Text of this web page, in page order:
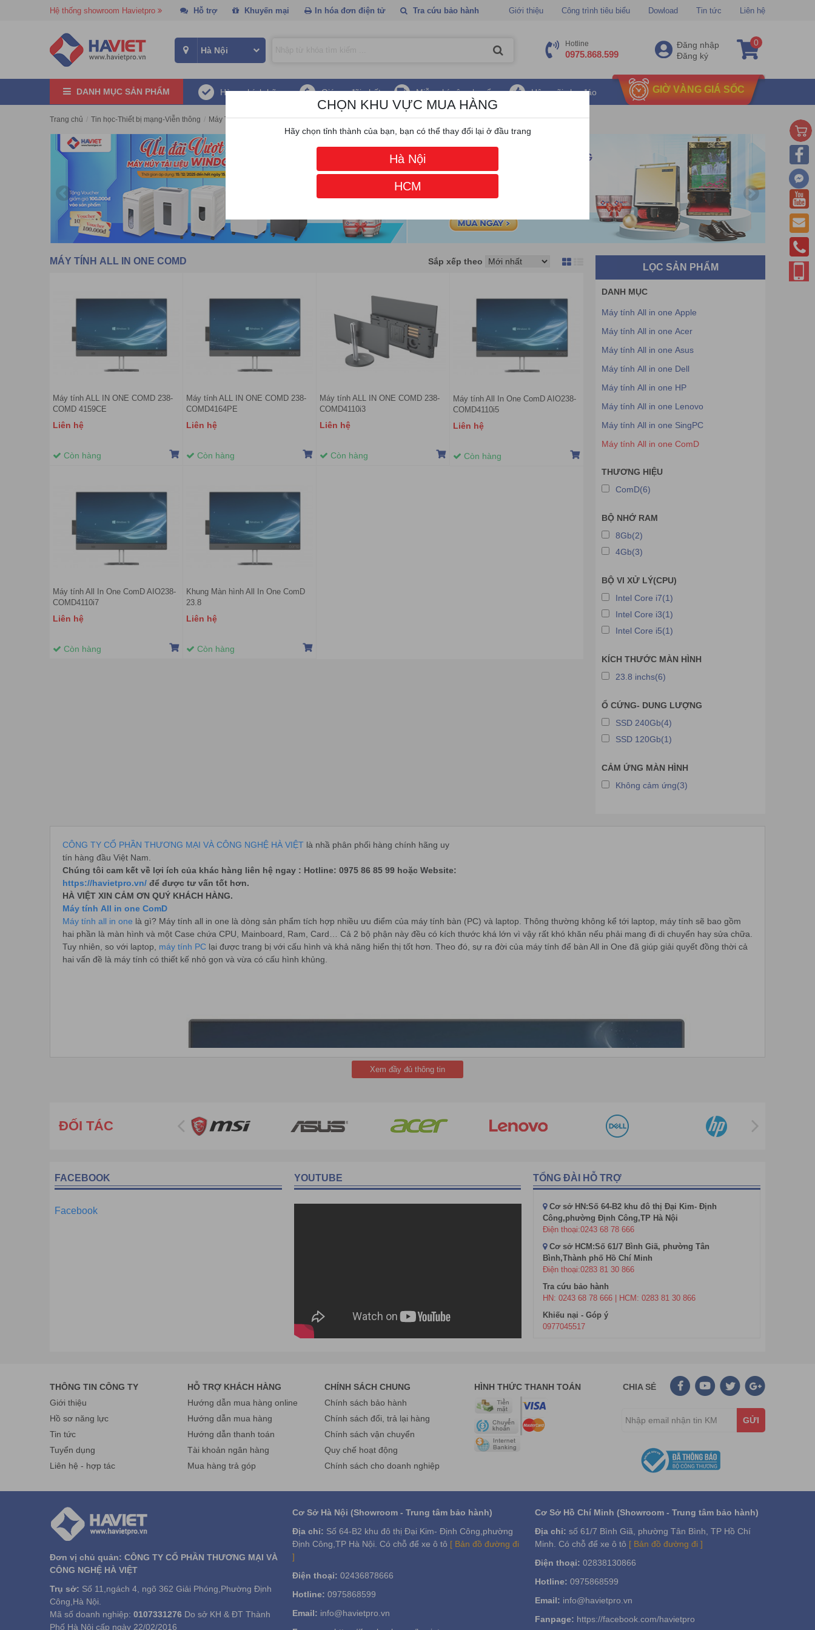
Hệ thống showroom Havietpro Hỗ trợ Khuyến mại In hóa đơn điện tử Tra cứu bảo hành Giới thiệu Công trình tiêu biểu Dowload Tin tức Liên hệ
Hotline
0975.868.599
Đăng nhập
Đăng ký
0
DANH MỤC SẢN PHẨM Hàng chính hãng Giá ưu đãi nhất Miễn phí vận chuyển Hậu mãi chu đáo GIỜ VÀNG GIÁ SỐC
Trang chủ / Tin học-Thiết bị mạng-Viễn thông / Máy Tính All in One / Máy tính All in one ComD
MÁY TÍNH ALL IN ONE COMD Sắp xếp theo
Máy tính ALL IN ONE COMD 238-
COMD 4159CE
Liên hệ
Còn hàng
Máy tính ALL IN ONE COMD 238-
COMD4164PE
Liên hệ
Còn hàng
Máy tính ALL IN ONE COMD 238-
COMD4110i3
Liên hệ
Còn hàng
Máy tính All In One ComD AIO238-
COMD4110i5
Liên hệ
Còn hàng
Máy tính All In One ComD AIO238-
COMD4110i7
Liên hệ
Còn hàng
Khung Màn hình All In One ComD
23.8
Liên hệ
Còn hàng
LỌC SẢN PHẨM
DANH MỤC
Máy tính All in one Apple
Máy tính All in one Acer
Máy tính All in one Asus
Máy tính All in one Dell
Máy tính All in one HP
Máy tính All in one Lenovo
Máy tính All in one SingPC
Máy tính All in one ComD
THƯƠNG HIỆU
ComD(6)
BỘ NHỚ RAM
8Gb(2)
4Gb(3)
BỘ VI XỬ LÝ(CPU)
Intel Core i7(1)
Intel Core i3(1)
Intel Core i5(1)
KÍCH THƯỚC MÀN HÌNH
23.8 inchs(6)
Ổ CỨNG- DUNG LƯỢNG
SSD 240Gb(4)
SSD 120Gb(1)
CẢM ỨNG MÀN HÌNH
Không cảm ứng(3)
CÔNG TY CỔ PHẦN THƯƠNG MẠI VÀ CÔNG NGHỆ HÀ VIỆT là nhầ phân phối hàng chính hãng uy
tín hàng đầu Việt Nam.
Chúng tôi cam kết về lợi ích của khác hàng liên hệ ngay : Hotline: 0975 86 85 99 hoặc Website:
https://havietpro.vn/ để được tư vấn tốt hơn.
HÀ VIỆT XIN CẢM ƠN QUÝ KHÁCH HÀNG.
Máy tính All in one ComD
Máy tính all in one là gì? Máy tính all in one là dòng sản phẩm tích hợp nhiều ưu điểm của máy tính bàn (PC) và laptop. Thông thường không kể tới laptop, máy tính sẽ bao gồm
hai phần là màn hình và một Case chứa CPU, Mainboard, Ram, Card… Cả 2 bộ phận này đều có kích thước khá lớn vì vậy rất khó khăn nếu phải mang đi di chuyển hay sửa chữa.
Tuy nhiên, so với laptop, máy tính PC lại được trang bị với cấu hình và khả năng hiển thị tốt hơn. Theo đó, sự ra đời của máy tính để bàn All in One đã giúp giải quyết đồng thời cả
hai vấn đề là máy tính có thiết kế nhỏ gọn và vừa có cấu hình khủng.
CÔNG TY CỔ PHẦN THƯƠNG MẠI VÀ CÔNG NGHỆ HÀ VIỆT
là nhầ phân phối hàng chính hãng uy
tín hàng đầu Việt Nam.
https://havietpro.vn/để được tư vấn tốt hơn.
Xem đầy đủ thông tin
ĐỐI TÁC
FACEBOOK
Facebook
YOUTUBE TỔNG ĐÀI HỖ TRỢ
Cơ sở HN:Số 64-B2 khu đô thị Đại Kim- Định
Công,phường Định Công,TP Hà Nội
Điện thoại:0243 68 78 666
Cơ sở HCM:Số 61/7 Bình Giã, phường Tân
Bình,Thành phố Hồ Chí Minh
Điện thoại:0283 81 30 866
Tra cứu bảo hành
HN: 0243 68 78 666 | HCM: 0283 81 30 866
Khiếu nại - Góp ý
0977045517
THÔNG TIN CÔNG TY
Giới thiệu
Hồ sơ năng lực
Tin tức
Tuyển dụng
Liên hệ - hợp tác
HỖ TRỢ KHÁCH HÀNG
Hướng dẫn mua hàng online
Hướng dẫn mua hàng
Hướng dẫn thanh toán
Tài khoản ngân hàng
Mua hàng trả góp
CHÍNH SÁCH CHUNG
Chính sách bảo hành
Chính sách đổi, trả lại hàng
Chính sách vận chuyển
Quy chế hoạt động
Chính sách cho doanh nghiệp
HÌNH THỨC THANH TOÁN CHIA SẺ
GỬI
Đơn vị chủ quản: CÔNG TY CỔ PHẦN THƯƠNG MẠI VÀ
CÔNG NGHỆ HÀ VIỆT
Trụ sở: Số 11,ngách 4, ngõ 362 Giải Phóng,Phường Định
Công,Hà Nội.
Mã số doanh nghiệp: 0107331276 Do sở KH & ĐT Thành
Phố Hà Nội cấp ngày 22/02/2016
Cơ Sở Hà Nội (Showroom - Trung tâm bảo hành)
Địa chỉ: Số 64-B2 khu đô thị Đại Kim- Định Công,phường
Định Công,TP Hà Nội. Có chỗ để xe ô tô [ Bản đồ đường đi
]
Điện thoại: 02436878666
Hotline: 0975868599
Email: info@havietpro.vn
Cơ Sở Hồ Chí Minh (Showroom - Trung tâm bảo hành)
Địa chỉ: số 61/7 Bình Giã, phường Tân Bình, TP Hồ Chí
Minh. Có chỗ để xe ô tô [ Bản đồ đường đi ]
Điện thoại: 02838130866
Hotline: 0975868599
Email: info@havietpro.vn
Fanpage: https://facebook.com/havietpro
CHỌN KHU VỰC MUA HÀNG
Hãy chọn tỉnh thành của bạn, bạn có thể thay đổi lại ở đầu trang
Hà Nội
HCM